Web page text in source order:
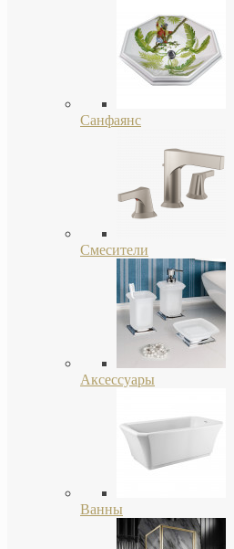
Санфаянс
Смесители
Аксессуары
Ванны